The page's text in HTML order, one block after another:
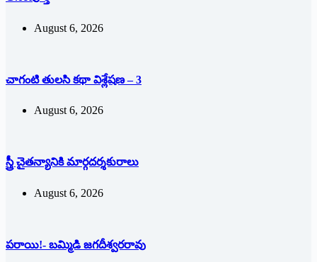
August 6, 2026
చాగంటి తులసి కథా విశ్లేషణ – 3
August 6, 2026
స్త్రీ చైతన్యానికి మార్గదర్శకురాలు
August 6, 2026
పరాయి!- బమ్మిడి జగదీశ్వరరావు